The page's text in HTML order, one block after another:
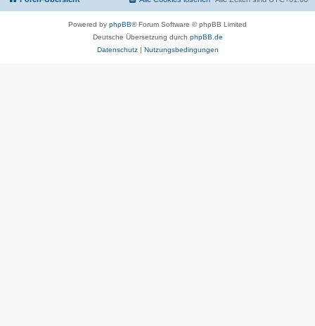
Powered by phpBB® Forum Software © phpBB Limited
Deutsche Übersetzung durch phpBB.de
Datenschutz| Nutzungsbedingungen